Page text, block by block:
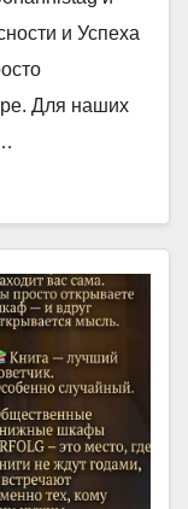
и Успеха
Для наших